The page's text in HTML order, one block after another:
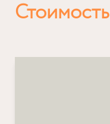
Стоимость